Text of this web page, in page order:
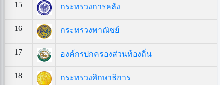
15 กระทรวงการคลัง
16 กระทรวงพาณิชย์
17 องค์กรปกครองส่วนท้องถิ่น
18 กระทรวงศึกษาธิการ